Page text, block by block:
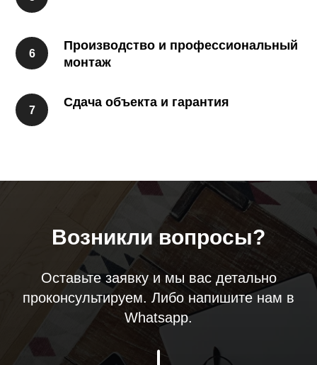
Производство и профессиональный
монтаж
Сдача объекта и гарантия
Возникли вопросы?
Оставьте заявку и мы вас детально
проконсультируем. Либо напишите нам в
Whatsapp.